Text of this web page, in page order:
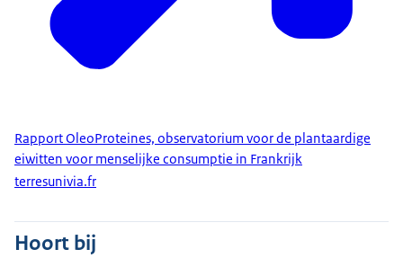
Rapport OleoProteines, observatorium voor de plantaardige
eiwitten voor menselijke consumptie in Frankrijk
terresunivia.fr
Hoort bij